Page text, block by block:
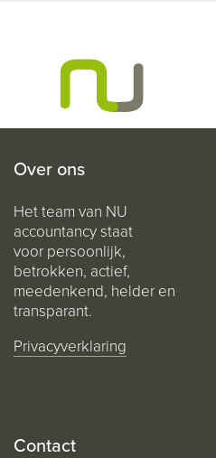
Over ons
Het team van NU
accountancy staat
voor persoonlijk,
betrokken, actief,
meedenkend, helder en
transparant.
Privacyverklaring
Contact